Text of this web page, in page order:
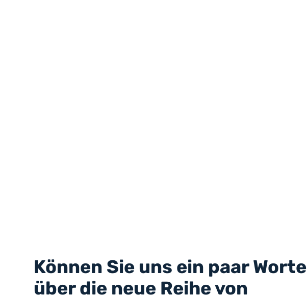
Können Sie uns ein paar Worte
über die neue Reihe von